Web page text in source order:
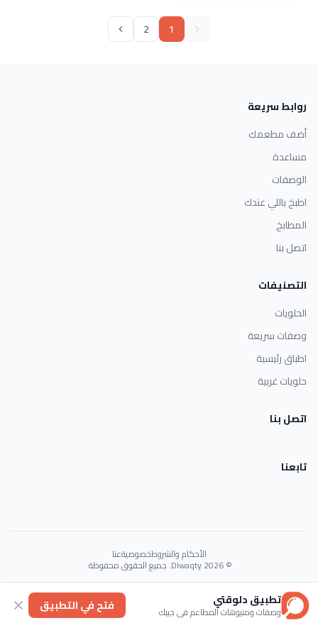
1
2
روابط سريعة
أضف مطعمك
مساعدة
الوصفات
اطبخ باللي عندك
المطابخ
اتصل بنا
التصنيفات
الحلويات
وصفات سريعة
اطباق رئيسية
حلويات غربية
اتصل بنا
تابعنا
الأحكام والشروطخصوصيةعنا
© 2026 Dlwaqty. جميع الحقوق محفوظة.
Powered byGAIT
تطبيق دلوقتي
وصفات ومنيوهات المطاعم في جيبك فتح في التطبيق